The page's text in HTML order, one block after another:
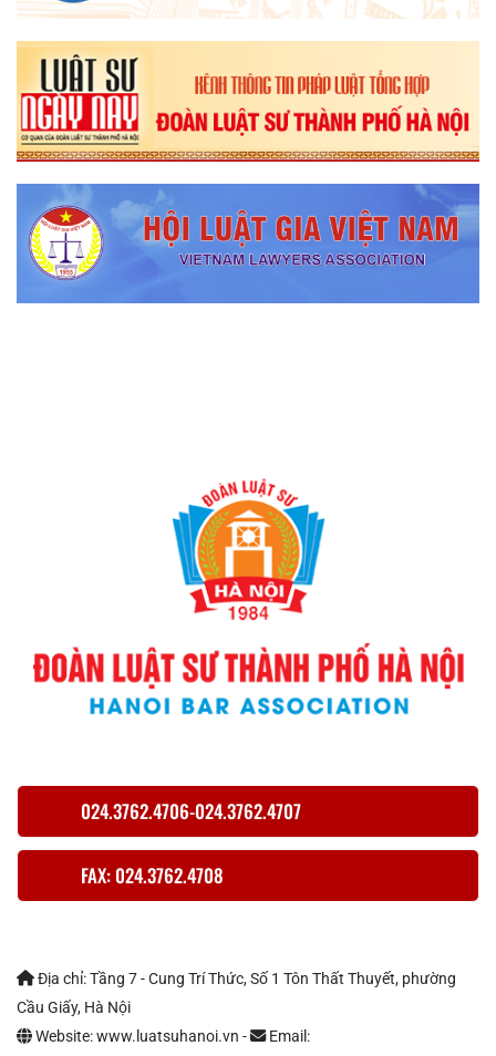
024.3762.4706-024.3762.4707
FAX: 024.3762.4708
Địa chỉ: Tầng 7 - Cung Trí Thức, Số 1 Tôn Thất Thuyết, phường
Cầu Giấy, Hà Nội
Website: www.luatsuhanoi.vn -
Email: